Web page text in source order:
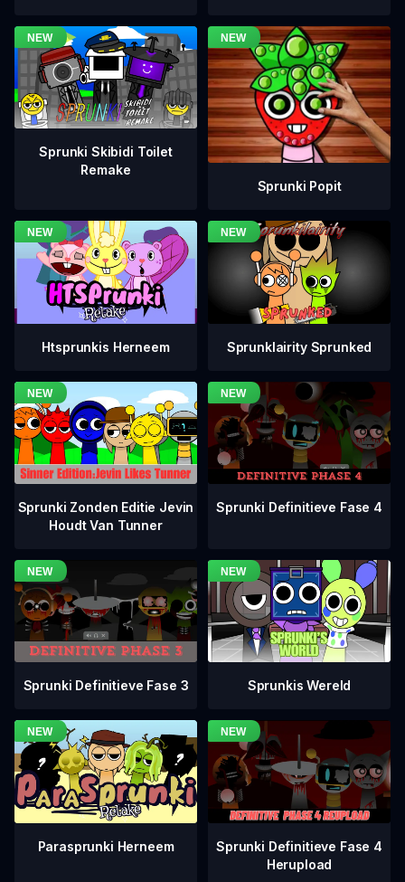
Sprunki Skibidi Toilet
Remake
Sprunki Popit
Htsprunkis Herneem Sprunklairity Sprunked
Sprunki Zonden Editie Jevin
Houdt Van Tunner
Sprunki Definitieve Fase 4
Sprunki Definitieve Fase 3 Sprunkis Wereld
Parasprunki Herneem
Sprunki Definitieve Fase 4
Herupload